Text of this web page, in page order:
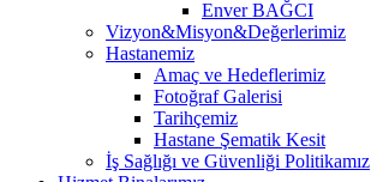
Enver BAĞCI
Vizyon&Misyon&Değerlerimiz
Hastanemiz
Amaç ve Hedeflerimiz
Fotoğraf Galerisi
Tarihçemiz
Hastane Şematik Kesit
İş Sağlığı ve Güvenliği Politikamız